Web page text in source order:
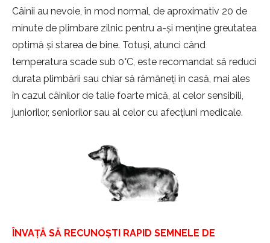
Câinii au nevoie, în mod normal, de aproximativ 20 de
minute de plimbare zilnic pentru a-și menține greutatea
optimă și starea de bine. Totuși, atunci când
temperatura scade sub 0°C, este recomandat să reduci
durata plimbării sau chiar să rămâneți în casă, mai ales
în cazul câinilor de talie foarte mică, al celor sensibili,
juniorilor, seniorilor sau al celor cu afecțiuni medicale.
ÎNVAȚĂ SĂ RECUNOȘTI RAPID SEMNELE DE